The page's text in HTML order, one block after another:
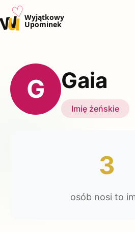
u♡Wyjątkowy
Upominek
Kalendarz
Kobieta
Okazje
Katalog
G Gaia
Imię żeńskie
3
osób nosi to